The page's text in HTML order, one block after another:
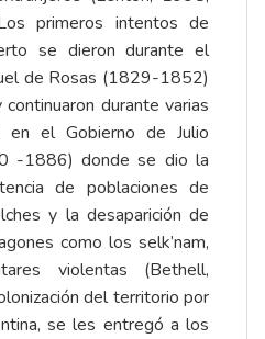
primeros intentos de
se dieron durante el
de Rosas (1829-1852)
durante varias
en el Gobierno de Julio
-1886) donde se dio la
de poblaciones de
y la desaparición de
como los selk’nam,
violentas (Bethell,
del territorio por
se les entregó a los